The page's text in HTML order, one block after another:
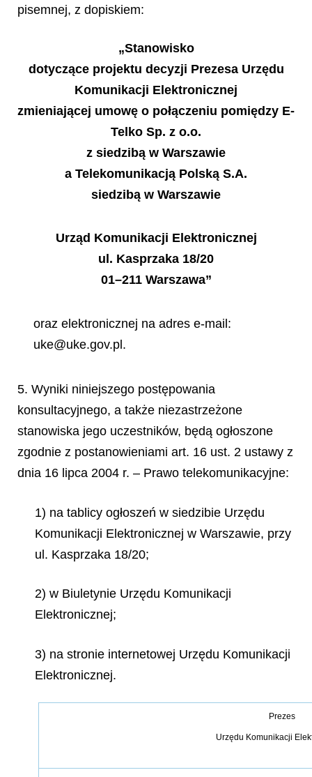
pisemnej, z dopiskiem:
„Stanowisko
dotyczące projektu decyzji Prezesa Urzędu
Komunikacji Elektronicznej
zmieniającej umowę o połączeniu pomiędzy E-
Telko Sp. z o.o.
z siedzibą w Warszawie
a Telekomunikacją Polską S.A.
siedzibą w Warszawie
Urząd Komunikacji Elektronicznej
ul. Kasprzaka 18/20
01–211 Warszawa”
oraz elektronicznej na adres e-mail:
uke@uke.gov.pl.
5. Wyniki niniejszego postępowania
konsultacyjnego, a także niezastrzeżone
stanowiska jego uczestników, będą ogłoszone
zgodnie z postanowieniami art. 16 ust. 2 ustawy z
dnia 16 lipca 2004 r. – Prawo telekomunikacyjne:
1) na tablicy ogłoszeń w siedzibie Urzędu
Komunikacji Elektronicznej w Warszawie, przy
ul. Kasprzaka 18/20;
2) w Biuletynie Urzędu Komunikacji
Elektronicznej;
3) na stronie internetowej Urzędu Komunikacji
Elektronicznej.
Prezes
Urzędu Komunikacji